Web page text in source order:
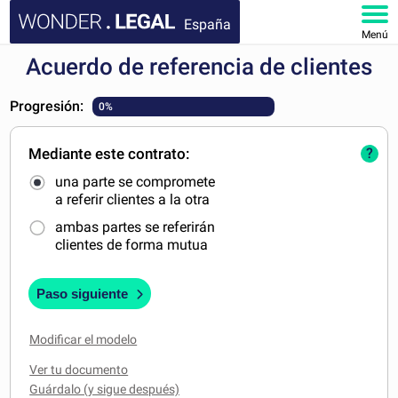
España
Menú
INICIO
DOCUMENTOS
FAQ
MI CUENTA
Acuerdo de referencia de clientes
Progresión: 0%
Mediante este contrato:
una parte se compromete
a referir clientes a la otra
ambas partes se referirán
clientes de forma mutua
?
Paso siguiente
Modificar el modelo
Ver tu documento